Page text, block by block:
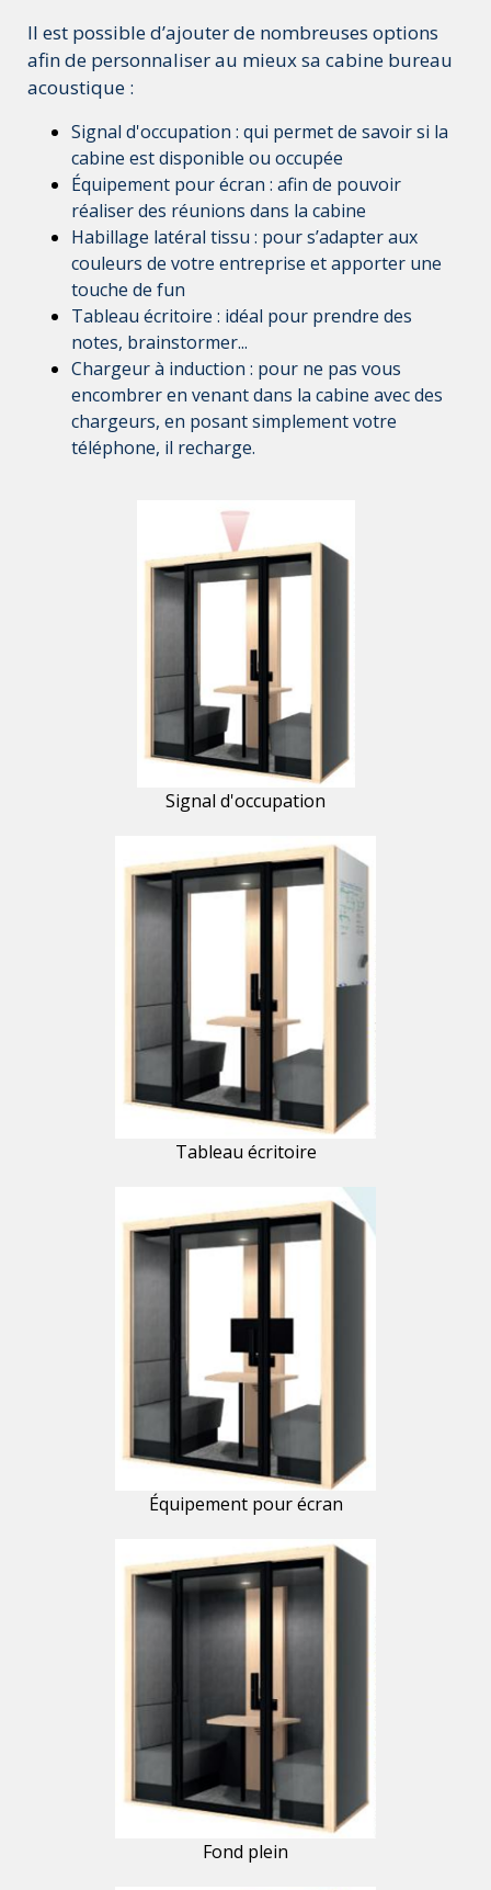
Il est possible d’ajouter de nombreuses options
afin de personnaliser au mieux sa cabine bureau
acoustique :
Signal d'occupation : qui permet de savoir si la
cabine est disponible ou occupée
Équipement pour écran : afin de pouvoir
réaliser des réunions dans la cabine
Habillage latéral tissu : pour s’adapter aux
couleurs de votre entreprise et apporter une
touche de fun
Tableau écritoire : idéal pour prendre des
notes, brainstormer...
Chargeur à induction : pour ne pas vous
encombrer en venant dans la cabine avec des
chargeurs, en posant simplement votre
téléphone, il recharge.
Signal d'occupation
Tableau écritoire
Équipement pour écran
Fond plein